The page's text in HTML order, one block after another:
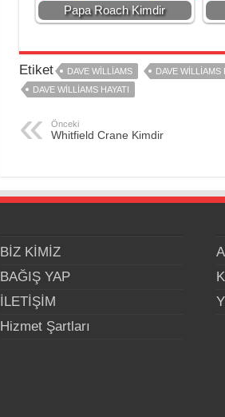
Papa Roach Kimdir
Etiket DAVE WILLIAMS DAVE WILLIAMS
DAVE WILLIAMS HAYATI
Önceki
Whitfield Crane Kimdir
BİZ KİMİZ
BAĞIŞ YAP
İLETİŞİM
Hizmet Şartları